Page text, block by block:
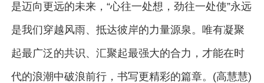
是迈向更远的未来，“心往一处想，劲往一处使”永远
是我们穿越风雨、抵达彼岸的力量源泉。唯有凝聚
起最广泛的共识、汇聚起最强大的合力，才能在时
代的浪潮中破浪前行，书写更精彩的篇章。(高慧慧)